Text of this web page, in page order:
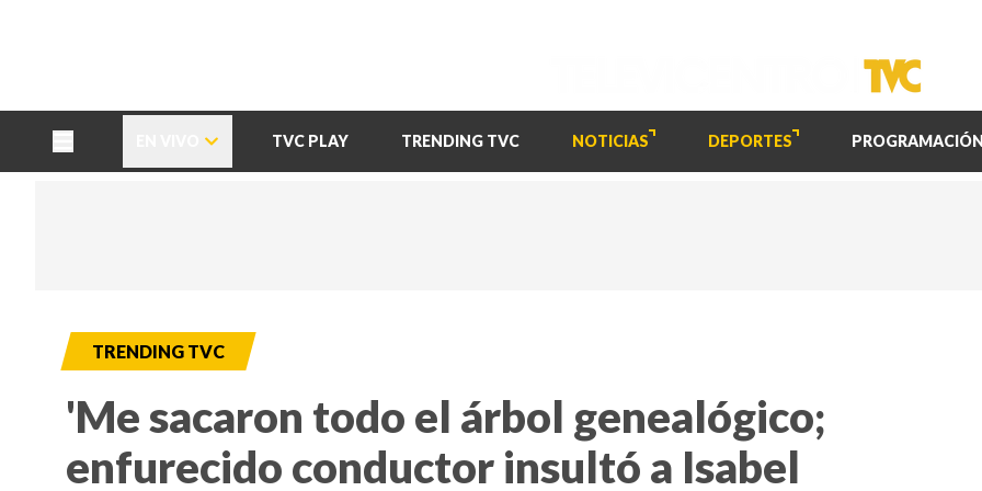
TVC PLAY TRENDING TVC NOTICIAS DEPORTES PROGRAMACIÓN
TRENDING TVC
'Me sacaron todo el árbol genealógico;
enfurecido conductor insultó a Isabel